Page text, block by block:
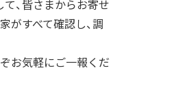
、皆さまからお寄せ
がすべて確認し、調
お気軽にご一報くだ